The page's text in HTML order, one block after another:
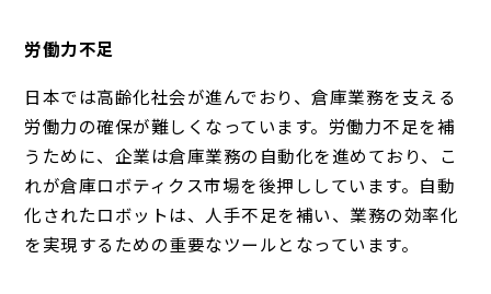
労働力不足
日本では高齢化社会が進んでおり、倉庫業務を支える
労働力の確保が難しくなっています。労働力不足を補
うために、企業は倉庫業務の自動化を進めており、こ
れが倉庫ロボティクス市場を後押ししています。自動
化されたロボットは、人手不足を補い、業務の効率化
を実現するための重要なツールとなっています。